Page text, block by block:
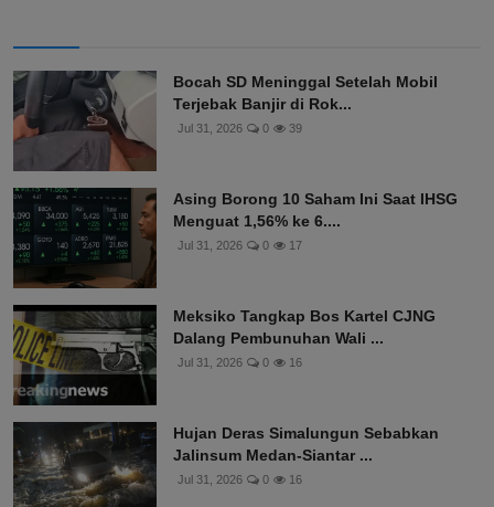
Bocah SD Meninggal Setelah Mobil
Terjebak Banjir di Rok...
Jul 31, 2026 0 39
Asing Borong 10 Saham Ini Saat IHSG
Menguat 1,56% ke 6....
Jul 31, 2026 0 17
Meksiko Tangkap Bos Kartel CJNG
Dalang Pembunuhan Wali ...
Jul 31, 2026 0 16
Hujan Deras Simalungun Sebabkan
Jalinsum Medan-Siantar ...
Jul 31, 2026 0 16